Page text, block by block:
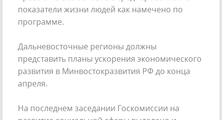
показатели жизни людей как намечено по
программе.
Дальневосточные регионы должны
представить планы ускорения экономического
развития в Минвостокразвития РФ до конца
апреля.
На последнем заседании Госкомиссии на